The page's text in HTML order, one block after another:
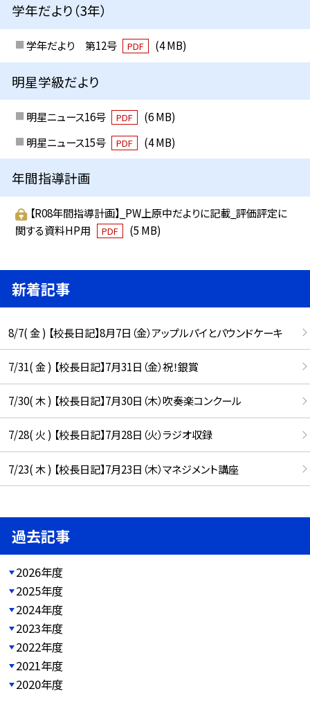
学年だより（3年）
学年だより 第12号 PDF (4 MB)
明星学級だより
明星ニュース16号 PDF
(6 MB)
明星ニュース15号
PDF (4 MB)
年間指導計画
【R08年間指導計画】_PW上原中だよりに記載_評価評定に
関する資料HP用
PDF (5 MB)
新着記事
8/7( 金 ) 【校長日記】8月7日（金）アップルパイとパウンドケーキ
7/31( 金 ) 【校長日記】7月31日（金）祝！銀賞
7/30( 木 ) 【校長日記】7月30日（木）吹奏楽コンクール
7/28( 火 ) 【校長日記】7月28日（火）ラジオ収録
7/23( 木 ) 【校長日記】7月23日（木）マネジメント講座
過去記事
2026年度
2025年度
2024年度
2023年度
2022年度
2021年度
2020年度